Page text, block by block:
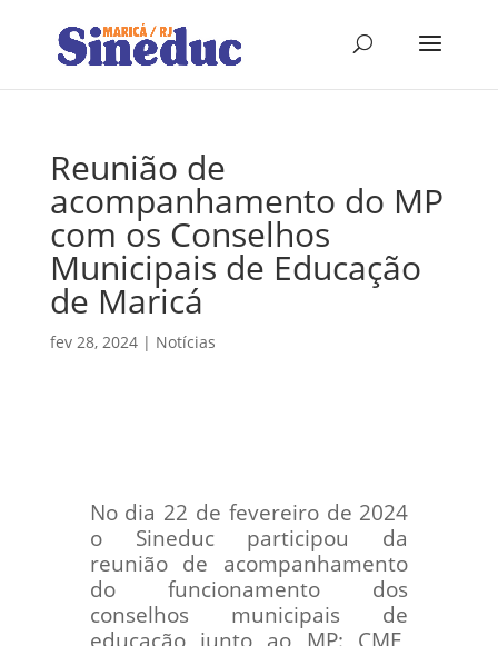
Reunião de
acompanhamento do MP
com os Conselhos
Municipais de Educação
de Maricá
fev 28, 2024| Notícias
No dia 22 de fevereiro de 2024
o Sineduc participou da
reunião de acompanhamento
do funcionamento dos
conselhos municipais de